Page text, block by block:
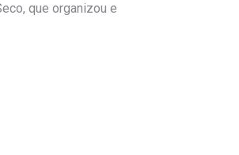
que organizou e